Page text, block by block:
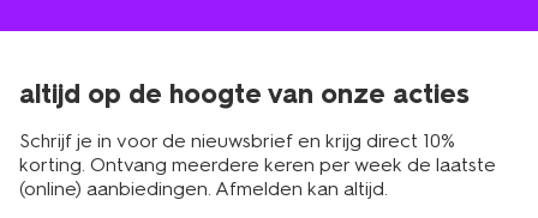
altijd op de hoogte van onze acties
Schrijf je in voor de nieuwsbrief en krijg direct 10%
korting. Ontvang meerdere keren per week de laatste
(online) aanbiedingen. Afmelden kan altijd.